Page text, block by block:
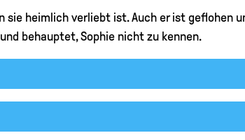
heimlich verliebt ist. Auch er ist geflohen
behauptet, Sophie nicht zu kennen.